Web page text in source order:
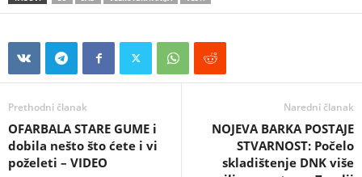
Prethodni članak
OFARBALA STARE GUME i
dobila nešto što ćete i vi
poželeti – VIDEO
Naredni članak
NOJEVA BARKA POSTAJE
STVARNOST: Počelo
skladištenje DNK više